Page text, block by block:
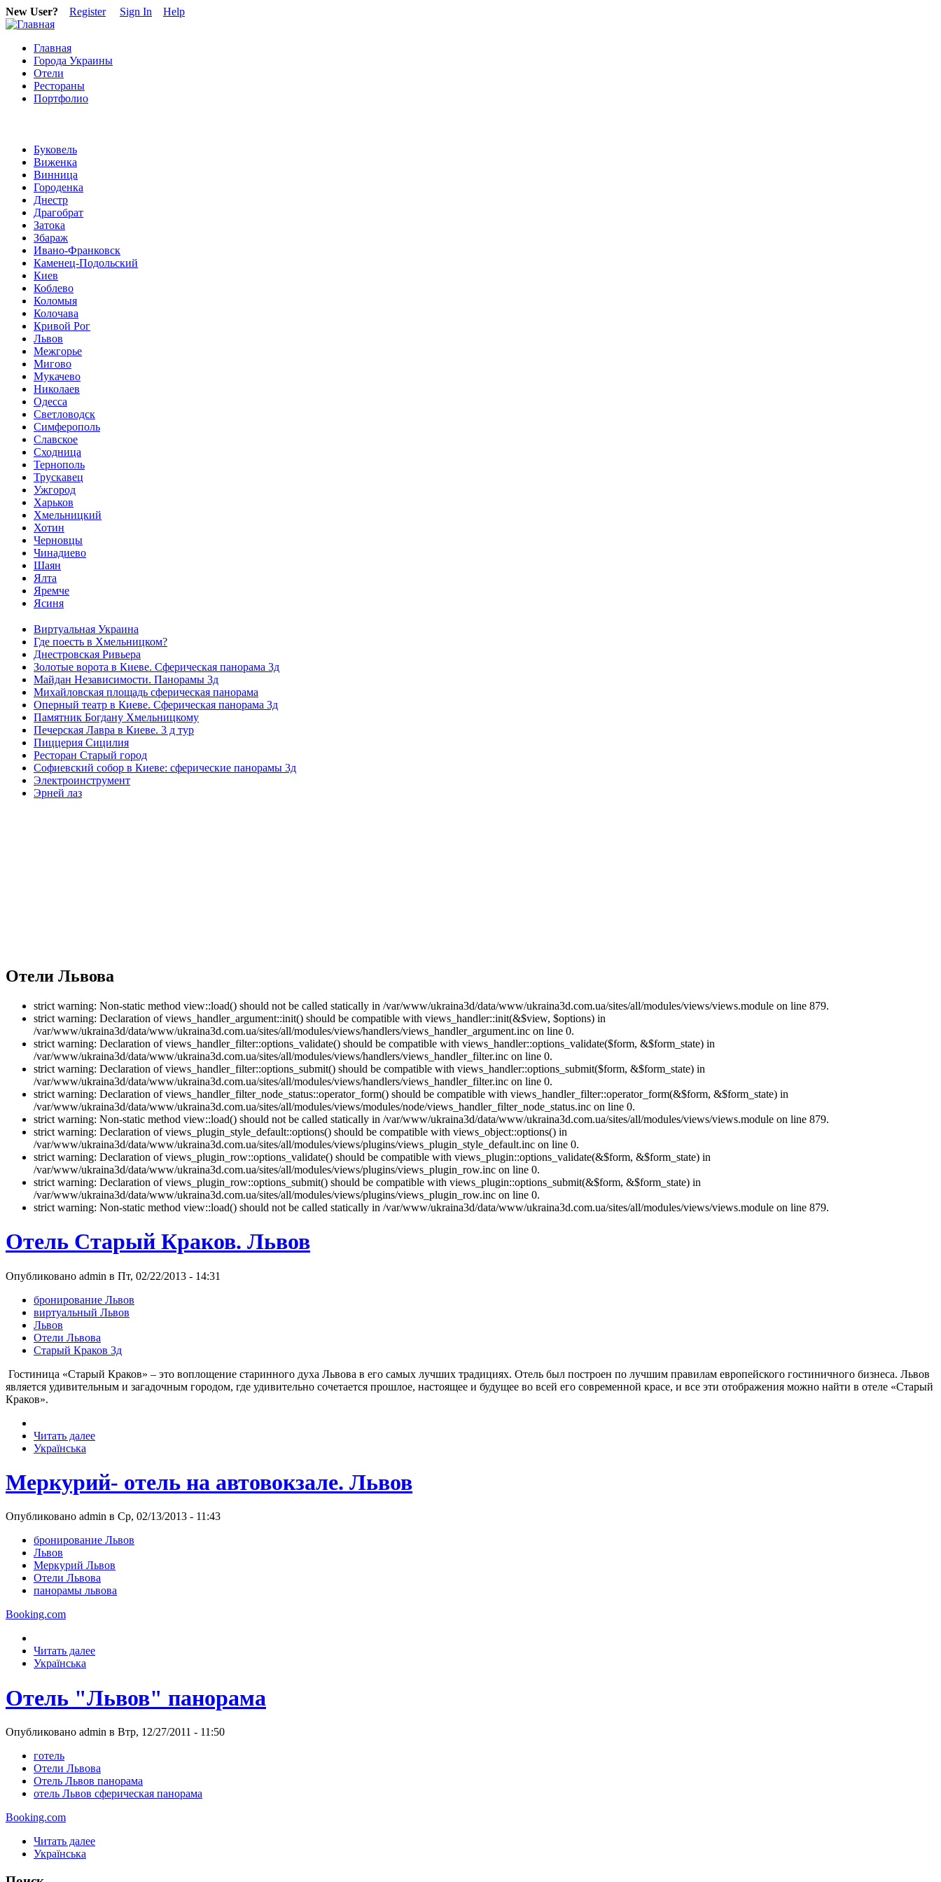
New User? Register Sign In Help
Главная
Города Украины
Отели
Рестораны
Портфолио
Буковель
Виженка
Винница
Городенка
Днестр
Драгобрат
Затока
Збараж
Ивано-Франковск
Каменец-Подольский
Киев
Коблево
Коломыя
Колочава
Кривой Рог
Львов
Межгорье
Мигово
Мукачево
Николаев
Одесса
Светловодск
Симферополь
Славское
Сходница
Тернополь
Трускавец
Ужгород
Харьков
Хмельницкий
Хотин
Черновцы
Чинадиево
Шаян
Ялта
Яремче
Ясиня
Виртуальная Украина
Где поесть в Хмельницком?
Днестровская Ривьера
Золотые ворота в Киеве. Сферическая панорама 3д
Майдан Независимости. Панорамы 3д
Михайловская площадь сферическая панорама
Оперный театр в Киеве. Сферическая панорама 3д
Памятник Богдану Хмельницкому
Печерская Лавра в Киеве. 3 д тур
Пиццерия Сицилия
Ресторан Старый город
Софиевский собор в Киеве: сферические панорамы 3д
Электроинструмент
Эрней лаз
Отели Львова
strict warning: Non-static method view::load() should not be called statically in /var/www/ukraina3d/data/www/ukraina3d.com.ua/sites/all/modules/views/views.module on line 879.
strict warning: Declaration of views_handler_argument::init() should be compatible with views_handler::init(&$view, $options) in
/var/www/ukraina3d/data/www/ukraina3d.com.ua/sites/all/modules/views/handlers/views_handler_argument.inc on line 0.
strict warning: Declaration of views_handler_filter::options_validate() should be compatible with views_handler::options_validate($form, &$form_state) in
/var/www/ukraina3d/data/www/ukraina3d.com.ua/sites/all/modules/views/handlers/views_handler_filter.inc on line 0.
strict warning: Declaration of views_handler_filter::options_submit() should be compatible with views_handler::options_submit($form, &$form_state) in
/var/www/ukraina3d/data/www/ukraina3d.com.ua/sites/all/modules/views/handlers/views_handler_filter.inc on line 0.
strict warning: Declaration of views_handler_filter_node_status::operator_form() should be compatible with views_handler_filter::operator_form(&$form, &$form_state) in
/var/www/ukraina3d/data/www/ukraina3d.com.ua/sites/all/modules/views/modules/node/views_handler_filter_node_status.inc on line 0.
strict warning: Non-static method view::load() should not be called statically in /var/www/ukraina3d/data/www/ukraina3d.com.ua/sites/all/modules/views/views.module on line 879.
strict warning: Declaration of views_plugin_style_default::options() should be compatible with views_object::options() in
/var/www/ukraina3d/data/www/ukraina3d.com.ua/sites/all/modules/views/plugins/views_plugin_style_default.inc on line 0.
strict warning: Declaration of views_plugin_row::options_validate() should be compatible with views_plugin::options_validate(&$form, &$form_state) in
/var/www/ukraina3d/data/www/ukraina3d.com.ua/sites/all/modules/views/plugins/views_plugin_row.inc on line 0.
strict warning: Declaration of views_plugin_row::options_submit() should be compatible with views_plugin::options_submit(&$form, &$form_state) in
/var/www/ukraina3d/data/www/ukraina3d.com.ua/sites/all/modules/views/plugins/views_plugin_row.inc on line 0.
strict warning: Non-static method view::load() should not be called statically in /var/www/ukraina3d/data/www/ukraina3d.com.ua/sites/all/modules/views/views.module on line 879.
Отель Старый Краков. Львов
Опубликовано admin в Пт, 02/22/2013 - 14:31
бронирование Львов
виртуальный Львов
Львов
Отели Львова
Старый Краков 3д
Гостиница «Старый Краков» – это воплощение старинного духа Львова в его самых лучших традициях. Отель был построен по лучшим правилам европейского гостиничного бизнеса. Львов
является удивительным и загадочным городом, где удивительно сочетается прошлое, настоящее и будущее во всей его современной красе, и все эти отображения можно найти в отеле «Старый
Краков».
Читать далее
Українська
Меркурий- отель на автовокзале. Львов
Опубликовано admin в Ср, 02/13/2013 - 11:43
бронирование Львов
Львов
Меркурий Львов
Отели Львова
панорамы львова
Booking.com
Читать далее
Українська
Отель "Львов" панорама
Опубликовано admin в Втр, 12/27/2011 - 11:50
готель
Отели Львова
Отель Львов панорама
отель Львов сферическая панорама
Booking.com
Читать далее
Українська